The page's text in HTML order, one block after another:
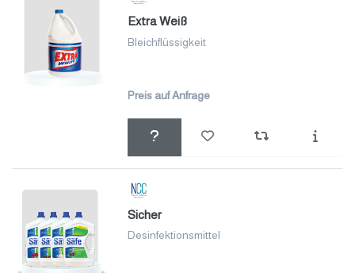
Extra Weiß
Bleichflüssigkeit
Preis auf Anfrage
Sicher
Desinfektionsmittel